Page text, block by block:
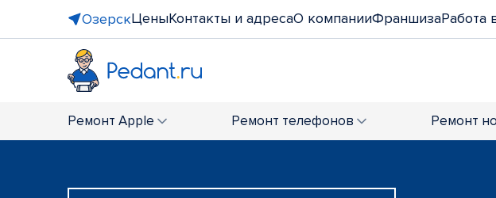
ОзерскЦеныКонтакты и адресаО компанииФраншизаРабота
Ремонт Apple Ремонт телефонов Ремонт